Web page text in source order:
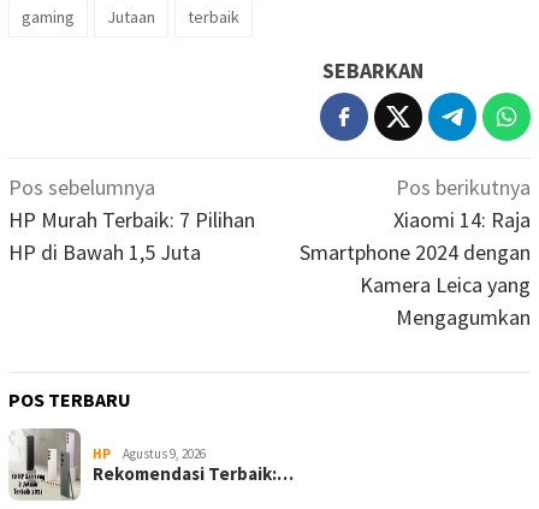
gaming Jutaan terbaik
SEBARKAN
Navigasi
pos
Pos sebelumnya
HP Murah Terbaik: 7 Pilihan
HP di Bawah 1,5 Juta
Pos berikutnya
Xiaomi 14: Raja
Smartphone 2024 dengan
Kamera Leica yang
Mengagumkan
POS TERBARU
HP Agustus 9, 2026
Rekomendasi Terbaik:…